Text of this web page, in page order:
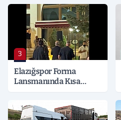
Detaylar Merak Konusu
3
Elazığspor Forma
Lansmanında Kısa